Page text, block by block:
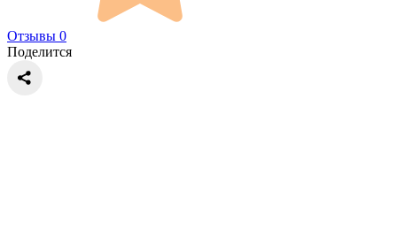
Отзывы 0
Поделится